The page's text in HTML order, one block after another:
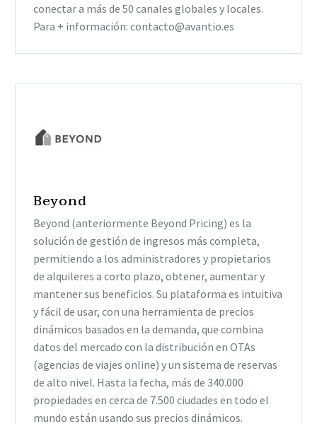
conectar a más de 50 canales globales y locales.
Para + información: contacto@avantio.es
Beyond
Beyond (anteriormente Beyond Pricing) es la
solución de gestión de ingresos más completa,
permitiendo a los administradores y propietarios
de alquileres a corto plazo, obtener, aumentar y
mantener sus beneficios. Su plataforma es intuitiva
y fácil de usar, con una herramienta de precios
dinámicos basados en la demanda, que combina
datos del mercado con la distribución en OTAs
(agencias de viajes online) y un sistema de reservas
de alto nivel. Hasta la fecha, más de 340.000
propiedades en cerca de 7.500 ciudades en todo el
mundo están usando sus precios dinámicos.